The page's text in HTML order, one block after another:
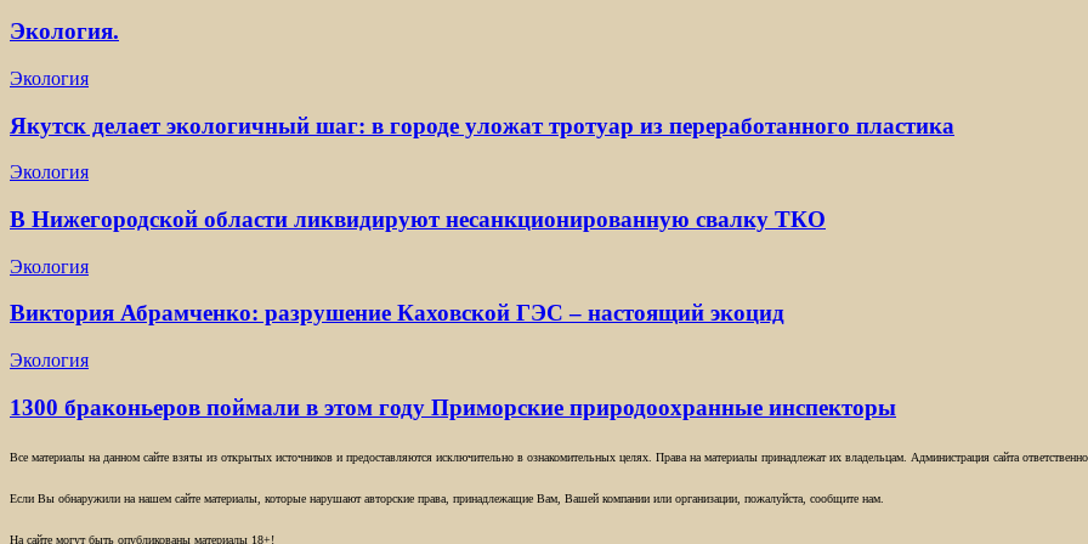
Экология.
Экология
Якутск делает экологичный шаг: в городе уложат тротуар из переработанного пластика
Экология
В Нижегородской области ликвидируют несанкционированную свалку ТКО
Экология
Виктория Абрамченко: разрушение Каховской ГЭС – настоящий экоцид
Экология
1300 браконьеров поймали в этом году Приморские природоохранные инспекторы
Все материалы на данном сайте взяты из открытых источников и предоставляются исключительно в ознакомительных целях. Права на материалы принадлежат их владельцам. Администрация сайта
Если Вы обнаружили на нашем сайте материалы, которые нарушают авторские права, принадлежащие Вам, Вашей компании или организации, пожалуйста, сообщите нам.
На сайте могут быть опубликованы материалы 18+!